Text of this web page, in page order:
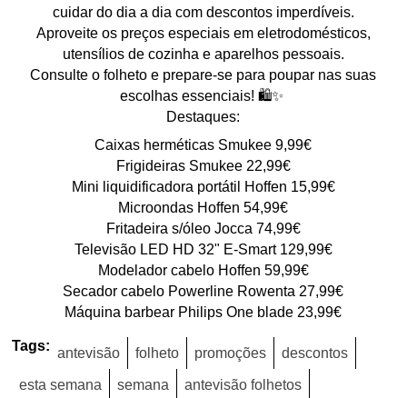
cuidar do dia a dia com descontos imperdíveis.
Aproveite os preços especiais em eletrodomésticos,
utensílios de cozinha e aparelhos pessoais.
Consulte o folheto e prepare-se para poupar nas suas
escolhas essenciais! 🛍️✨
Destaques:
Caixas herméticas Smukee 9,99€
Frigideiras Smukee 22,99€
Mini liquidificadora portátil Hoffen 15,99€
Microondas Hoffen 54,99€
Fritadeira s/óleo Jocca 74,99€
Televisão LED HD 32" E-Smart 129,99€
Modelador cabelo Hoffen 59,99€
Secador cabelo Powerline Rowenta 27,99€
Máquina barbear Philips One blade 23,99€
Tags: antevisão folheto promoções descontos
esta semana semana antevisão folhetos